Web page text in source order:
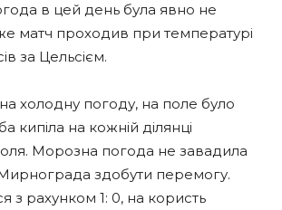
в цей день була явно не
матч проходив при температурі
за Цельсієм.
холодну погоду, на поле було
кипіла на кожній ділянці
Морозна погода не завадила
здобути перемогу.
з рахунком 1: 0, на користь